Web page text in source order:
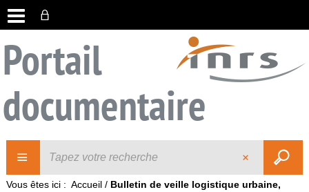
Portail
documentaire
Vous êtes ici : Accueil / Bulletin de veille logistique urbaine,